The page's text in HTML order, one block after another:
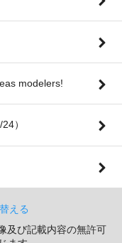
modelers!
）
える
及び記載内容の無許可